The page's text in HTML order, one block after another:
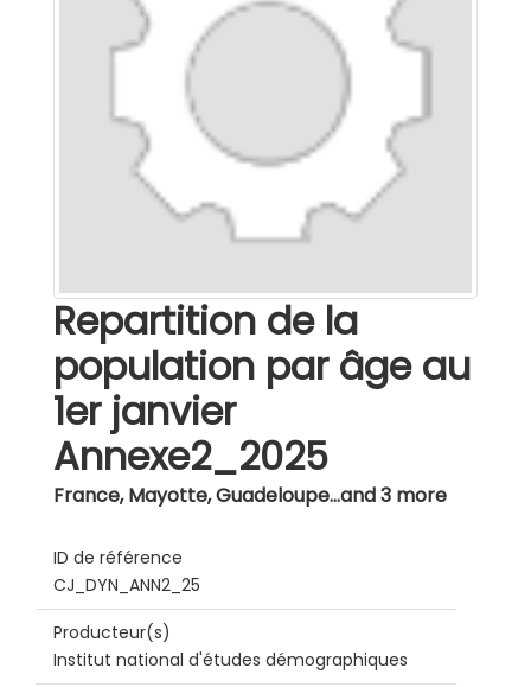
Repartition de la
population par âge au
1er janvier
Annexe2_2025
France, Mayotte, Guadeloupe...and 3 more
ID de référence
CJ_DYN_ANN2_25
Producteur(s)
Institut national d'études démographiques